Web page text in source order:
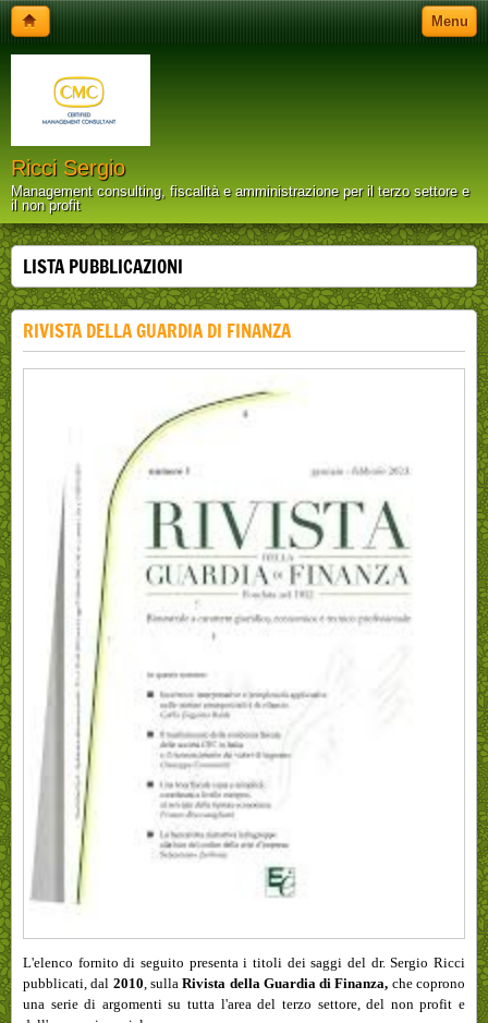
Menu
Ricci Sergio
Management consulting, fiscalità e amministrazione per il terzo settore e
il non profit
LISTA PUBBLICAZIONI
RIVISTA DELLA GUARDIA DI FINANZA
L'elenco fornito di seguito presenta i titoli dei saggi del dr. Sergio Ricci
pubblicati, dal 2010, sullaRivista della Guardia di Finanza, che coprono
una serie di argomenti su tutta l'area del terzo settore, del non profit e